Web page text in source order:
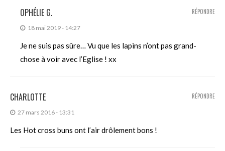
OPHÉLIE G.
18 mai 2019 - 14:27
Je ne suis pas sûre… Vu que les lapins n’ont pas grand-
chose à voir avec l’Eglise ! xx
RÉPONDRE
CHARLOTTE
27 mars 2016 - 13:31
Les Hot cross buns ont l’air drôlement bons !
RÉPONDRE